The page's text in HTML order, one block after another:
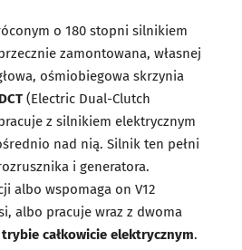
o 180 stopni silnikiem
zamontowana, własnej
ośmiobiegowa skrzynia
(Electric Dual-Clutch
z silnikiem elektrycznym
nad nią. Silnik ten pełni
i generatora.
albo wspomaga on V12
albo pracuje wraz z dwoma
trybie całkowicie elektrycznym.